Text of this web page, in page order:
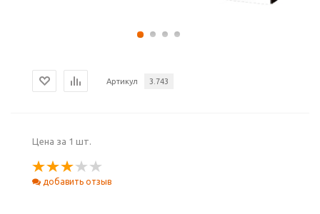
Артикул 3.743
Цена за 1 шт.
добавить отзыв